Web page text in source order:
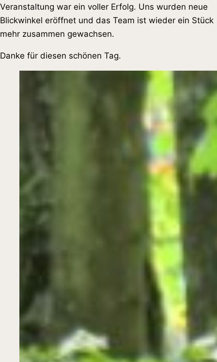
Veranstaltung war ein voller Erfolg. Uns wurden neue
Blickwinkel eröffnet und das Team ist wieder ein Stück
mehr zusammen gewachsen.
Danke für diesen schönen Tag.